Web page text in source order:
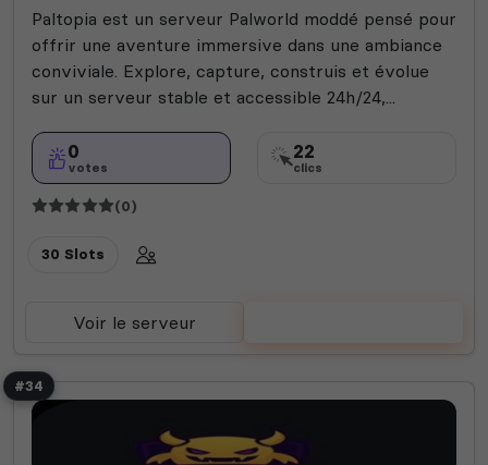
Paltopia est un serveur Palworld moddé pensé pour
offrir une aventure immersive dans une ambiance
conviviale. Explore, capture, construis et évolue
sur un serveur stable et accessible 24h/24,...
0
votes
22
clics
(0)
30 Slots
Voir le serveur
#34